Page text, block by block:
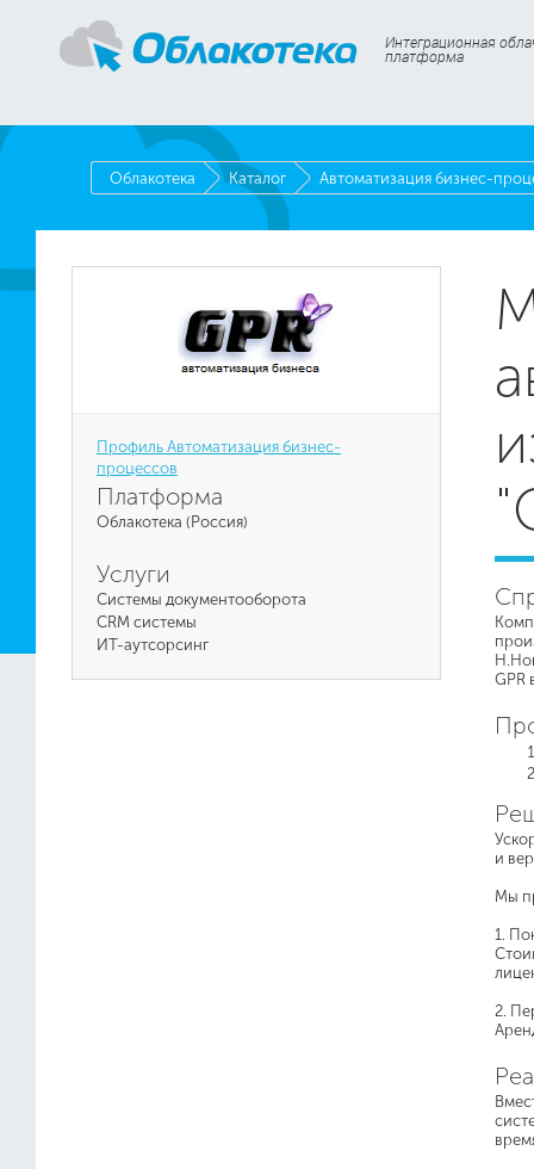
Интеграционная
платформа
Облакотека Каталог Автоматизация бизнес-
Профиль Автоматизация бизнес-
процессов
Платформа
Облакотека (Россия)
Услуги
Системы документооборота
CRM системы
ИТ-аутсорсинг
GPR
и
Мы
1.
2.